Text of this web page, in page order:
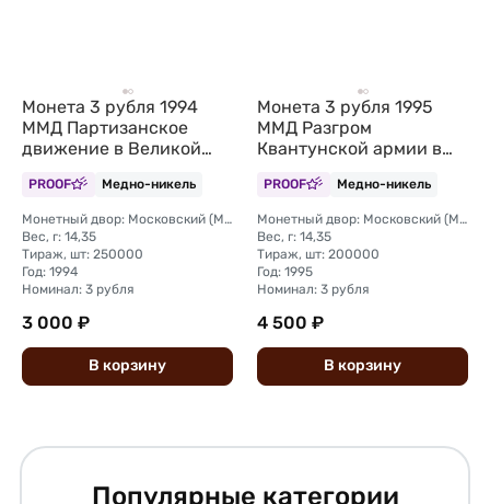
Монета 3 рубля 1994
ММД Партизанское
движение в Великой
Партизаны (запайка)
PROOF Медно-никель
Монетный двор: Московский (ММД)
Вес, г: 14,35
Тираж, шт: 250000
Год: 1994
Номинал: 3 рубля
3 000 ₽
В корзину
Монета 3 рубля 1995
ММД Разгром
Квантунской армии в
PROOF Медно-никель
Монетный двор: Московский (ММД)
Вес, г: 14,35
Тираж, шт: 200000
Год: 1995
Номинал: 3 рубля
4 500 ₽
В корзину
Популярные категории